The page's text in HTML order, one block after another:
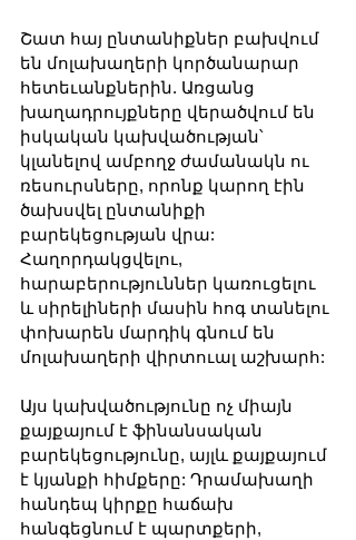
Շատ հայ ընտանիքներ բախվում
են մոլախաղերի կործանարար
հետեւանքներին. Առցանց
խաղադրույքները վերածվում են
իսկական կախվածության՝
կլանելով ամբողջ ժամանակն ու
ռեսուրսները, որոնք կարող էին
ծախսվել ընտանիքի
բարեկեցության վրա:
Հաղորդակցվելու,
հարաբերություններ կառուցելու
և սիրելիների մասին հոգ տանելու
փոխարեն մարդիկ գնում են
մոլախաղերի վիրտուալ աշխարհ:
Այս կախվածությունը ոչ միայն
քայքայում է ֆինանսական
բարեկեցությունը, այլև քայքայում
է կյանքի հիմքերը: Դրամախաղի
հանդեպ կիրքը հաճախ
հանգեցնում է պարտքերի,